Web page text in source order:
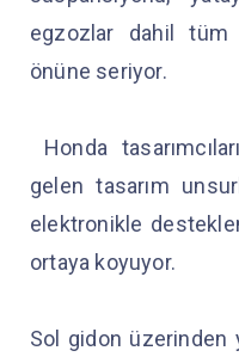
egzozlar dahil tüm
önüne seriyor.
Honda
gelen tasarım
elektronikle
ortaya koyuyor.
Sol gidon üzerinden